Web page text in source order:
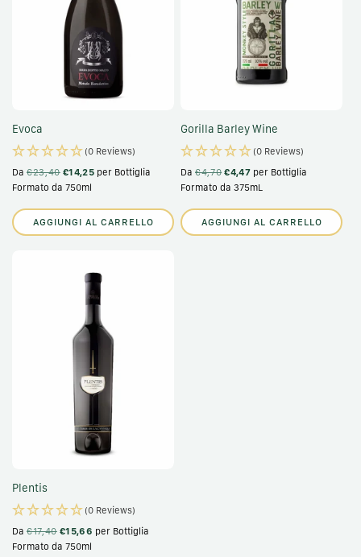
Evoca
(0 Reviews)
Da €23,40 €14,25 per Bottiglia
Formato da 750ml
AGGIUNGI AL CARRELLO
Gorilla Barley Wine
(0 Reviews)
Da €4,70 €4,47 per Bottiglia
Formato da 375mL
AGGIUNGI AL CARRELLO
Plentis
(0 Reviews)
Da €17,40 €15,66 per Bottiglia
Formato da 750ml